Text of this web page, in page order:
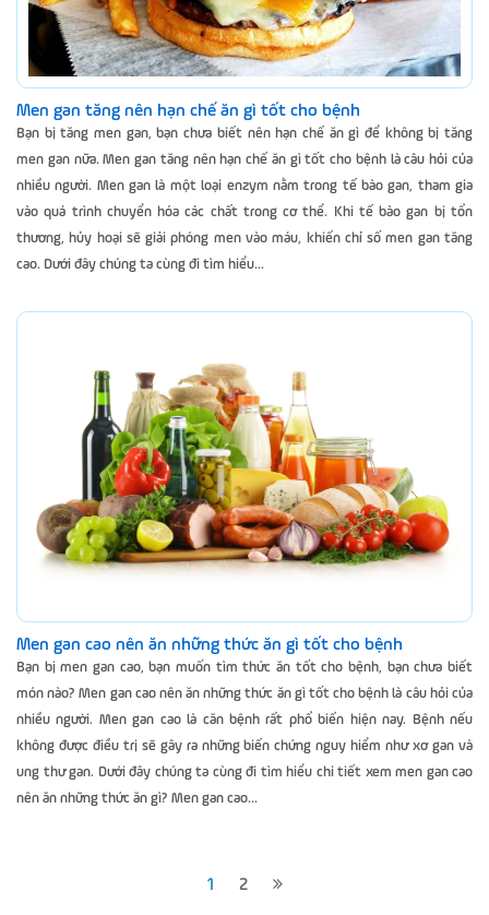
Men gan tăng nên hạn chế ăn gì tốt cho bệnh
Bạn bị tăng men gan, bạn chưa biết nên hạn chế ăn gì để không bị tăng
men gan nữa. Men gan tăng nên hạn chế ăn gì tốt cho bệnh là câu hỏi của
nhiều người. Men gan là một loại enzym nằm trong tế bào gan, tham gia
vào quá trình chuyển hóa các chất trong cơ thể. Khi tế bào gan bị tổn
thương, hủy hoại sẽ giải phóng men vào máu, khiến chỉ số men gan tăng
cao. Dưới đây chúng ta cùng đi tìm hiểu...
Men gan cao nên ăn những thức ăn gì tốt cho bệnh
Bạn bị men gan cao, bạn muốn tìm thức ăn tốt cho bệnh, bạn chưa biết
món nào? Men gan cao nên ăn những thức ăn gì tốt cho bệnh là câu hỏi của
nhiều người. Men gan cao là căn bệnh rất phổ biến hiện nay. Bệnh nếu
không được điều trị sẽ gây ra những biến chứng nguy hiểm như xơ gan và
ung thư gan. Dưới đây chúng ta cùng đi tìm hiểu chi tiết xem men gan cao
nên ăn những thức ăn gì? Men gan cao...
1 2